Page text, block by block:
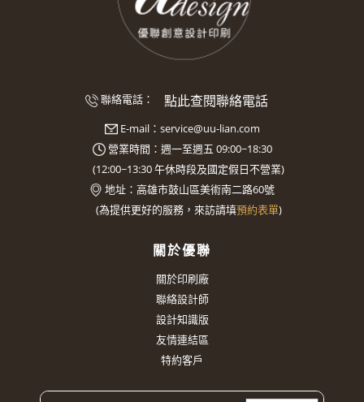
聯絡電話： 點此查閱聯絡電話
E-mail： service@uu-lian.com
營業時間：週一至週五 09:00~18:30
(12:00~13:30午休時段及國定假日不營業)
地址： 高雄市鼓山區美術南二路60號
(為提供更好的服務，來訪請填預約表單)
關於優聯
關於印刷廠
聯絡設計師
設計知識版
友情連結區
特約客戶